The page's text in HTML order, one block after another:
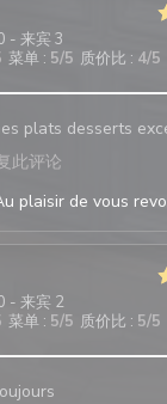
- 来宾 3
菜单 : 5/5 质价比 : 4/5
plats desserts
此评论
plaisir de vous
- 来宾 2
菜单 : 5/5 质价比 : 5/5